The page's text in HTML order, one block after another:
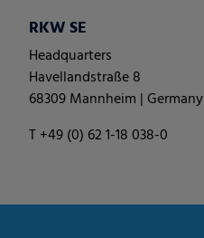
RKW SE
Headquarters
Havellandstraße 8
68309 Mannheim | Germany
T +49 (0) 62 1-18 038-0